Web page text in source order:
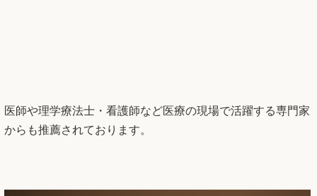
医師や理学療法士・看護師など医療の現場で活躍する専門家
からも推薦されております。